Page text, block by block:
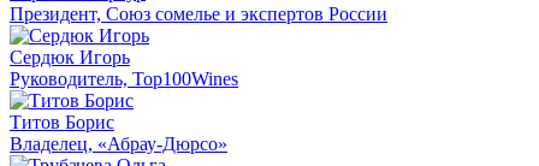
Президент, Союз сомелье и экспертов России
Сердюк Игорь
Руководитель, Top100Wines
Титов Борис
Владелец, «Абрау-Дюрсо»